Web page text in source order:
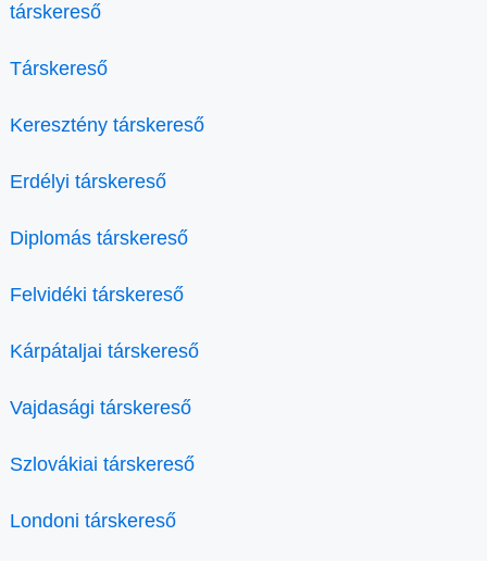
társkereső
Társkereső
Keresztény társkereső
Erdélyi társkereső
Diplomás társkereső
Felvidéki társkereső
Kárpátaljai társkereső
Vajdasági társkereső
Szlovákiai társkereső
Londoni társkereső